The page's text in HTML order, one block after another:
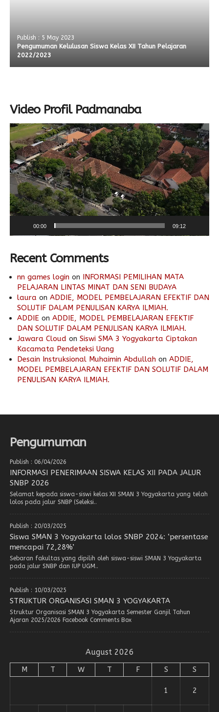
Publish : 5 May 2023
Pengumuman Kelulusan Siswa Kelas XII Tahun Pelajaran
2022/2023
Video Profil Padmanaba
Video
Player
00:00 09:12
Recent Comments
nn games login on INFORMASI PEMILIHAN MATA
PELAJARAN LINTAS MINAT DAN SENI BUDAYA
laura on ADDIE, MODEL PEMBELAJARAN EFEKTIF DAN
SOLUTIF DALAM PENULISAN KARYA ILMIAH.
ADDIE on ADDIE, MODEL PEMBELAJARAN EFEKTIF
DAN SOLUTIF DALAM PENULISAN KARYA ILMIAH.
Jawara Cloud on Siswi SMA 3 Yogyakarta Ciptakan
Kacamata Pendeteksi Uang
Desain Instruksional Muhaimin Abdullah on ADDIE,
MODEL PEMBELAJARAN EFEKTIF DAN SOLUTIF DALAM
PENULISAN KARYA ILMIAH.
Pengumuman
Publish : 06/04/2026
INFORMASI PENERIMAAN SISWA KELAS XII PADA JALUR
SNBP 2026
Selamat kepada siswa-siswi kelas XII SMAN 3 Yogyakarta yang telah
lolos pada jalur SNBP (Seleksi..
Publish : 20/03/2025
Siswa SMAN 3 Yogyakarta lolos SNBP 2024: ‘persentase
mencapai 72,28%’
Sebaran fakultas yang dipilih oleh siswa-siswi SMAN 3 Yogyakarta
pada jalur SNBP dan IUP UGM..
Publish : 10/03/2025
STRUKTUR ORGANISASI SMAN 3 YOGYAKARTA
Struktur Organisasi SMAN 3 Yogyakarta Semester Ganjil Tahun
Ajaran 2025/2026 Facebook Comments Box
August 2026
M T W T F S S
1 2